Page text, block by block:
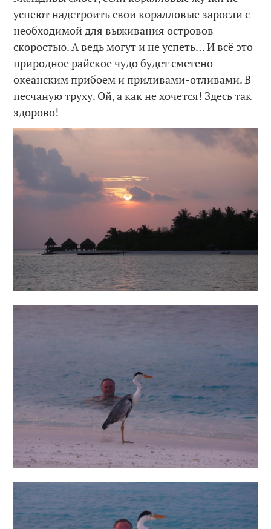
успеют надстроить свои коралловые заросли с
необходимой для выживания островов
скоростью. А ведь могут и не успеть… И всё это
природное райское чудо будет сметено
океанским прибоем и приливами-отливами. В
песчаную труху. Ой, а как не хочется! Здесь так
здорово!